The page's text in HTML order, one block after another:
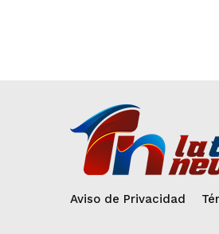
Aviso de Privacidad